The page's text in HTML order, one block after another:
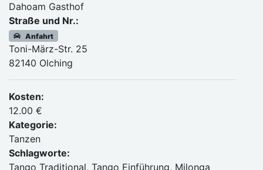
Dahoam Gasthof
Straße und Nr.:
Anfahrt
Toni-März-Str. 25
82140 Olching
Kosten:
12.00 €
Kategorie:
Tanzen
Schlagworte:
Tango Traditional, Tango Einführung, Milonga